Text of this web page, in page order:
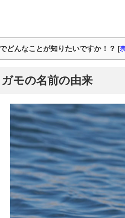
どんなことが知りたいですか！？ [
モの名前の由来